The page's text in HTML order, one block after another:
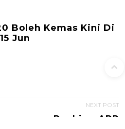
Boleh Kemas Kini Di
Jun
NEXT POST
Ranking APP